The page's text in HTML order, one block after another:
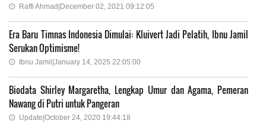
Raffi Ahmad|December 02, 2021 09:12:05
Era Baru Timnas Indonesia Dimulai: Kluivert Jadi Pelatih, Ibnu Jamil
Serukan Optimisme!
Ibnu Jamil|January 14, 2025 22:05:00
Biodata Shirley Margaretha, Lengkap Umur dan Agama, Pemeran
Nawang di Putri untuk Pangeran
Update|October 24, 2020 19:44:18